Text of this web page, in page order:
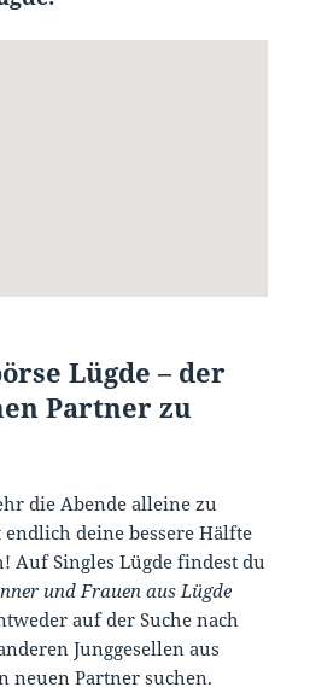
Lügde – der
Partner zu
die Abende alleine zu
deine bessere Hälfte
Auf Singles Lügde findest du
und Frauen aus Lügde
auf der Suche nach
Junggesellen aus
neuen Partner suchen.